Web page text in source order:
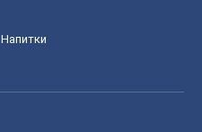
Напитки